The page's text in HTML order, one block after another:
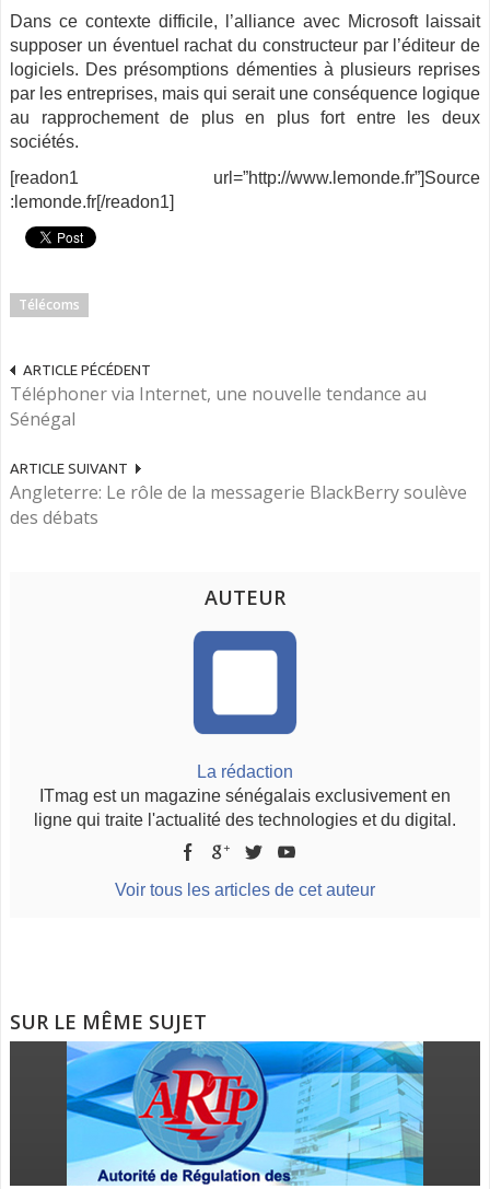
Dans ce contexte difficile, l’alliance avec Microsoft laissait
supposer un éventuel rachat du constructeur par l’éditeur de
logiciels. Des présomptions démenties à plusieurs reprises
par les entreprises, mais qui serait une conséquence logique
au rapprochement de plus en plus fort entre les deux
sociétés.
[readon1 url=”http://www.lemonde.fr”]Source
:lemonde.fr[/readon1]
Télécoms
ARTICLE PÉCÉDENT
Téléphoner via Internet, une nouvelle tendance au
Sénégal
ARTICLE SUIVANT
Angleterre: Le rôle de la messagerie BlackBerry soulève
des débats
AUTEUR
La rédaction
ITmag est un magazine sénégalais exclusivement en
ligne qui traite l'actualité des technologies et du digital.
Voir tous les articles de cet auteur
SUR LE MÊME SUJET